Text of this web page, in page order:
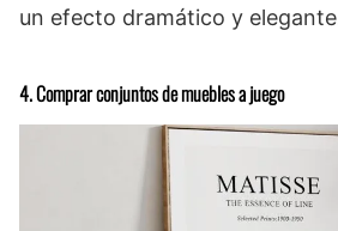
un efecto dramático y
4. Comprar conjuntos de muebles a juego